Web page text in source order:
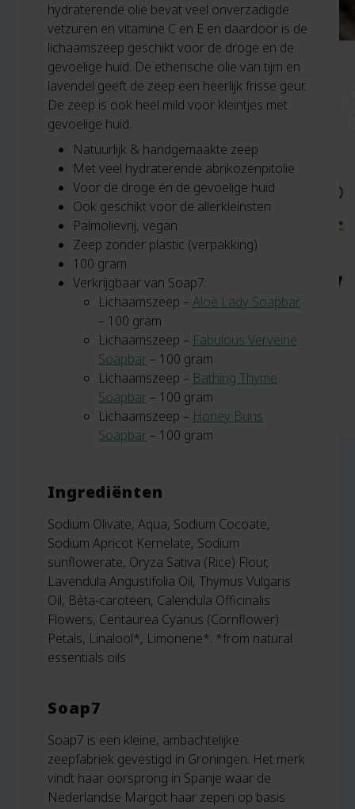
hydraterende olie bevat veel onverzadigde
vetzuren en vitamine C en E en daardoor is de
lichaamszeep geschikt voor de droge en de
gevoelige huid. De etherische olie van tijm en
lavendel geeft de zeep een heerlijk frisse geur.
De zeep is ook heel mild voor kleintjes met
gevoelige huid.
Natuurlijk & handgemaakte zeep
Met veel hydraterende abrikozenpitolie
Voor de droge én de gevoelige huid
Ook geschikt voor de allerkleinsten
Palmolievrij, vegan
Zeep zonder plastic (verpakking)
100 gram
Verkrijgbaar van Soap7:
Lichaamszeep – Aloë Lady Soapbar
– 100 gram
Lichaamszeep – Fabulous Verveine
Soapbar – 100 gram
Lichaamszeep – Bathing Thyme
Soapbar – 100 gram
Lichaamszeep – Honey Buns
Soapbar – 100 gram
Ingrediënten
Sodium Olivate, Aqua, Sodium Cocoate,
Sodium Apricot Kernelate, Sodium
sunflowerate, Oryza Sativa (Rice) Flour,
Lavendula Angustifolia Oil, Thymus Vulgaris
Oil, Bèta-caroteen, Calendula Officinalis
Flowers, Centaurea Cyanus (Cornflower)
Petals, Linalool*, Limonene*. *from natural
essentials oils
Soap7
Soap7 is een kleine, ambachtelijke
zeepfabriek gevestigd in Groningen. Het merk
vindt haar oorsprong in Spanje waar de
Nederlandse Margot haar zepen op basis